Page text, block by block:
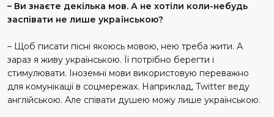
– Ви знаєте декілька мов. А не хотіли коли-небудь
заспівати не лише українською?
– Щоб писати пісні якоюсь мовою, нею треба жити. А
зараз я живу українською. Її потрібно берегти і
стимулювати. Іноземні мови використовую переважно
для комунікації в соцмережах. Наприклад, Twitter веду
англійською. Але співати душею можу лише українською.